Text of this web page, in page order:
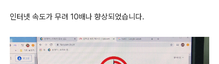
인터넷 속도가 무려 10배나 향상되었습니다.